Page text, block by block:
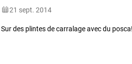
21 sept. 2014
Sur des plintes de carralage avec du posca!